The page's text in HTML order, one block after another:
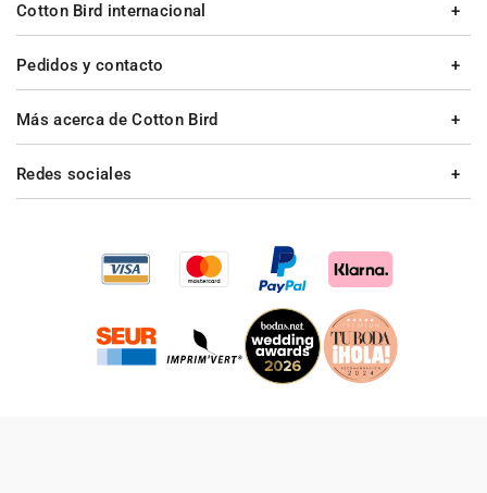
Pedidos y contacto
Más acerca de Cotton Bird
Cotton Bird internacional
Redes sociales